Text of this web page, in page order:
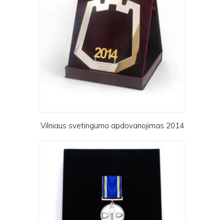
Vilniaus svetingumo apdovanojimas 2014